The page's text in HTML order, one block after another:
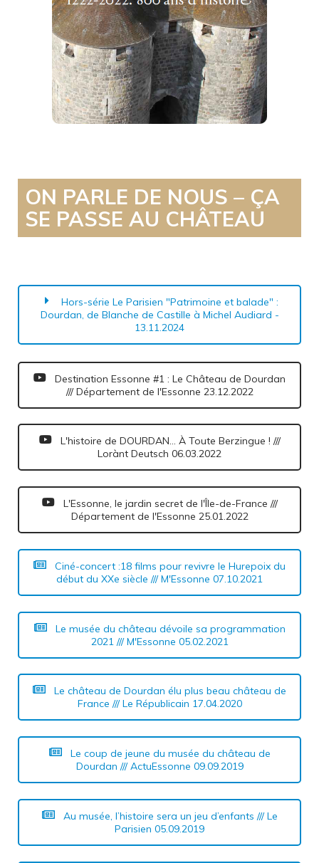
Télécharger
ON PARLE DE NOUS – ÇA
SE PASSE AU CHÂTEAU
Hors-série Le Parisien "Patrimoine et balade" :
Dourdan, de Blanche de Castille à Michel Audiard -
13.11.2024
Destination Essonne #1 : Le Château de Dourdan
/// Département de l'Essonne 23.12.2022
L'histoire de DOURDAN... À Toute Berzingue ! ///
Lorànt Deutsch 06.03.2022
L'Essonne, le jardin secret de l'Île-de-France ///
Département de l'Essonne 25.01.2022
Ciné-concert :18 films pour revivre le Hurepoix du
début du XXe siècle /// M'Essonne 07.10.2021
Le musée du château dévoile sa programmation
2021 /// M'Essonne 05.02.2021
Le château de Dourdan élu plus beau château de
France /// Le Républicain 17.04.2020
Le coup de jeune du musée du château de
Dourdan /// ActuEssonne 09.09.2019
Au musée, l’histoire sera un jeu d’enfants /// Le
Parisien 05.09.2019